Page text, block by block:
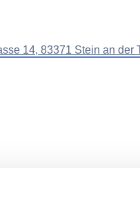
14, 83371 Stein an der